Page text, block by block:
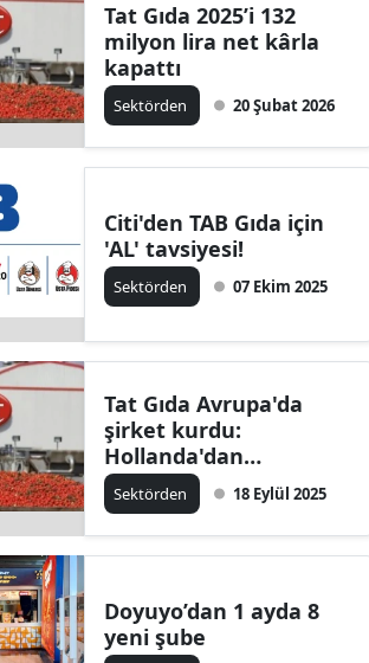
Tat Gıda 2025’i 132
milyon lira net kârla
kapattı
Sektörden 20 Şubat 2026
Citi'den TAB Gıda için
'AL' tavsiyesi!
Sektörden 07 Ekim 2025
Tat Gıda Avrupa'da
şirket kurdu:
Hollanda'dan
Avrupa'ya gıda satacak
Sektörden 18 Eylül 2025
Doyuyo’dan 1 ayda 8
yeni şube